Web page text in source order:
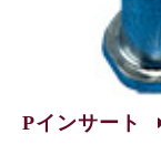
Pインサート